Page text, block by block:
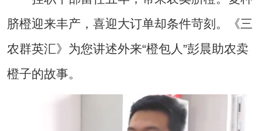
脐橙迎来丰产，喜迎大订单却条件苛刻。《三
农群英汇》为您讲述外来“橙包人”彭晨助农卖
橙子的故事。